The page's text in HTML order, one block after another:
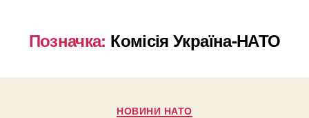
Новини
про
в
Позначка: Комісія Україна-НАТО
Категорії
НОВИНИ НАТО